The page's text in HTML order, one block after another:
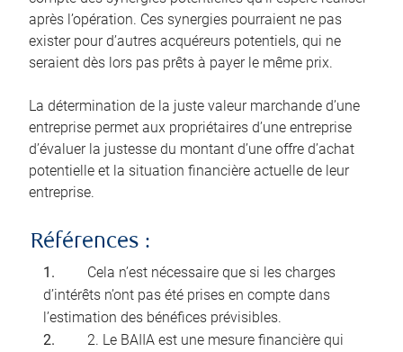
après l’opération. Ces synergies pourraient ne pas
exister pour d’autres acquéreurs potentiels, qui ne
seraient dès lors pas prêts à payer le même prix.
La détermination de la juste valeur marchande d’une
entreprise permet aux propriétaires d’une entreprise
d’évaluer la justesse du montant d’une offre d’achat
potentielle et la situation financière actuelle de leur
entreprise.
Références :
Cela n’est nécessaire que si les charges
d’intérêts n’ont pas été prises en compte dans
l’estimation des bénéfices prévisibles.
2. Le BAIIA est une mesure financière qui